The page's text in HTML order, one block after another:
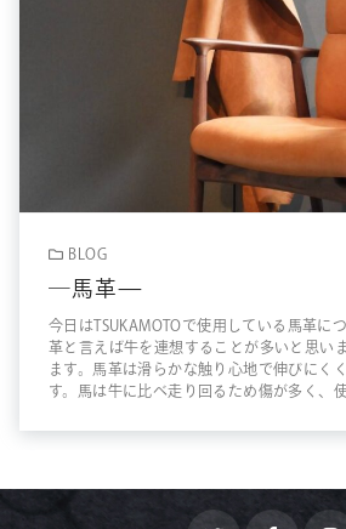
BLOG
―馬革—
今日はTSUKAMOTOで使用している馬革に
革と言えば牛を連想することが多いと思い
ます。馬革は滑らかな触り心地で伸びにく
す。馬は牛に比べ走り回るため傷が多く、